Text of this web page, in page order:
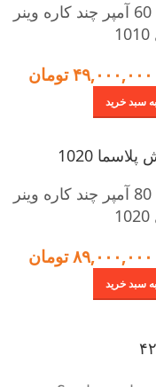
دستگاه برش پلاسما 60 آمپر چند کاره وینر
۴۹,۰۰۰,۰۰۰تومان
سبد خرید
دستگاه برش پلاسما 80 آمپر چند کاره وینر
۸۹,۰۰۰,۰۰۰تومان
سبد خرید